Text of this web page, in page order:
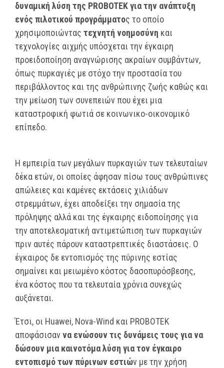
δυναμική λύση της PROBOTEK για την ανάπτυξη
ενός πιλοτικού προγράμματος το οποίο
χρησιμοποιώντας τεχνητή νοημοσύνη και
τεχνολογίες αιχμής υπόσχεται την έγκαιρη
προειδοποίηση αναγνώρισης ακραίων συμβάντων,
όπως πυρκαγιές με στόχο την προστασία του
περιβάλλοντος και της ανθρώπινης ζωής καθώς και
την μείωση των συνεπειών που έχει μια
καταστροφική φωτιά σε κοινωνικο-οικονομικό
επίπεδο.
Η εμπειρία των μεγάλων πυρκαγιών των τελευταίων
δέκα ετών, οι οποίες άφησαν πίσω τους ανθρώπινες
απώλειες και καμένες εκτάσεις χιλιάδων
στρεμμάτων, έχει αποδείξει την σημασία της
πρόληψης αλλά και της έγκαιρης ειδοποίησης για
την αποτελεσματική αντιμετώπιση των πυρκαγιών
πριν αυτές πάρουν καταστρεπτικές διαστάσεις. Ο
έγκαιρος δε εντοπισμός της πύρινης εστίας
σημαίνει και μειωμένο κόστος δασοπυρόσβεσης,
ένα κόστος που τα τελευταία χρόνια συνεχώς
αυξάνεται.
Έτσι, οι Huawei, Nova-Wind και PROBOTEK
αποφάσισαν να ενώσουν τις δυνάμεις τους για να
δώσουν μια καινοτόμα λύση για τον έγκαιρο
εντοπισμό των πύρινων εστιών με την χρήση